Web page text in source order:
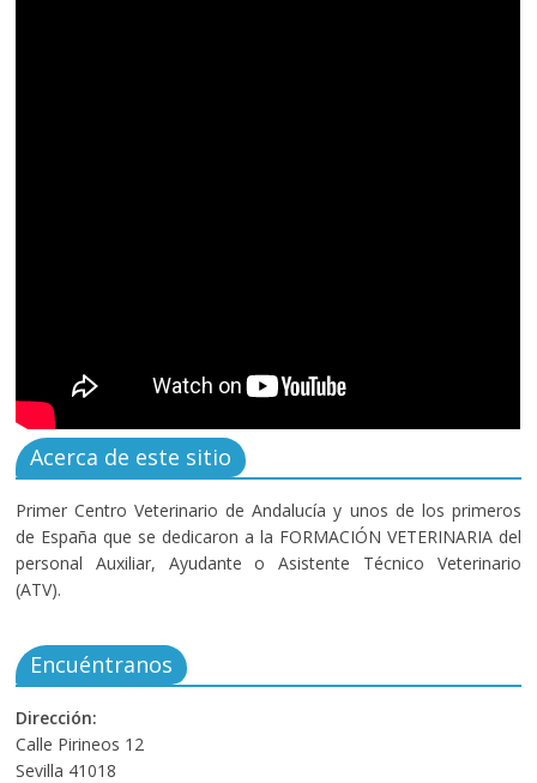
Acerca de este sitio
Primer Centro Veterinario de Andalucía y unos de los primeros
de España que se dedicaron a la FORMACIÓN VETERINARIA del
personal Auxiliar, Ayudante o Asistente Técnico Veterinario
(ATV).
Encuéntranos
Dirección:
Calle Pirineos 12
Sevilla 41018